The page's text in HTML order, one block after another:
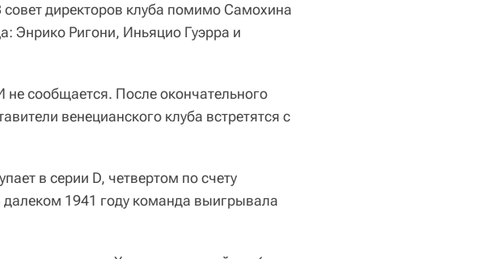
директоров клуба помимо Самохина
Энрико Ригони, Иньяцио Гуэрра и
сообщается. После окончательного
венецианского клуба встретятся с
в серии D, четвертом по счету
1941 году команда выигрывала